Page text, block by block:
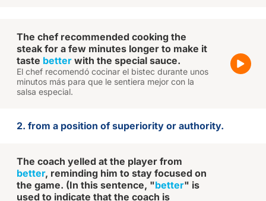
The chef recommended cooking the
steak for a few minutes longer to make it
taste better with the special sauce.
El chef recomendó cocinar el bistec durante unos
minutos más para que le sentiera mejor con la
salsa especial.
2. from a position of superiority or authority.
The coach yelled at the player from
better, reminding him to stay focused on
the game. (In this sentence, "better" is
used to indicate that the coach is